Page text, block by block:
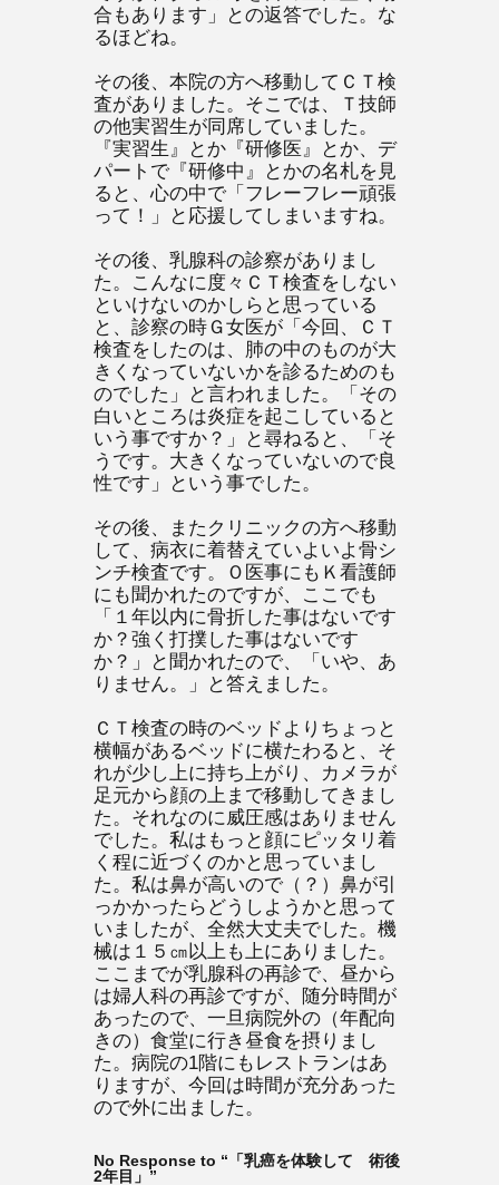
合もあります」との返答でした。な
るほどね。
その後、本院の方へ移動してＣＴ検
査がありました。そこでは、Ｔ技師
の他実習生が同席していました。
『実習生』とか『研修医』とか、デ
パートで『研修中』とかの名札を見
ると、心の中で「フレーフレー頑張
って！」と応援してしまいますね。
その後、乳腺科の診察がありまし
た。こんなに度々ＣＴ検査をしない
といけないのかしらと思っている
と、診察の時Ｇ女医が「今回、ＣＴ
検査をしたのは、肺の中のものが大
きくなっていないかを診るためのも
のでした」と言われました。「その
白いところは炎症を起こしていると
いう事ですか？」と尋ねると、「そ
うです。大きくなっていないので良
性です」という事でした。
その後、またクリニックの方へ移動
して、病衣に着替えていよいよ骨シ
ンチ検査です。Ｏ医事にもＫ看護師
にも聞かれたのですが、ここでも
「１年以内に骨折した事はないです
か？強く打撲した事はないです
か？」と聞かれたので、「いや、あ
りません。」と答えました。
ＣＴ検査の時のベッドよりちょっと
横幅があるベッドに横たわると、そ
れが少し上に持ち上がり、カメラが
足元から顔の上まで移動してきまし
た。それなのに威圧感はありません
でした。私はもっと顔にピッタリ着
く程に近づくのかと思っていまし
た。私は鼻が高いので（？）鼻が引
っかかったらどうしようかと思って
いましたが、全然大丈夫でした。機
械は１５㎝以上も上にありました。
ここまでが乳腺科の再診で、昼から
は婦人科の再診ですが、随分時間が
あったので、一旦病院外の（年配向
きの）食堂に行き昼食を摂りまし
た。病院の1階にもレストランはあ
りますが、今回は時間が充分あった
ので外に出ました。
No Response to “「乳癌を体験して 術後
2年目」”